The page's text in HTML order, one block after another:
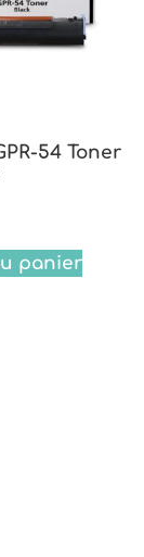
54 Toner
panier